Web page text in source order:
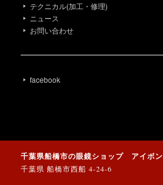
テクニカル(加工・修理)
ニュース
お問い合わせ
facebook
千葉県船橋市の眼鏡ショップ アイボン
千葉県 船橋市西船 4-24-6